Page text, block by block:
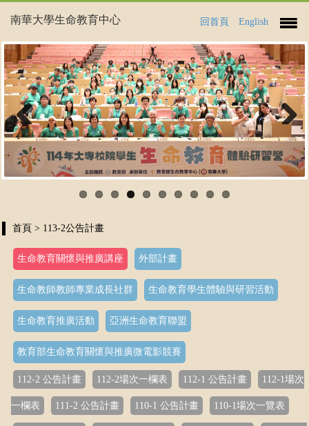
南華大學生命教育中心 回首頁 English
Previous Next
首頁 > 113-2公告計畫
生命教育關懷與推廣講座 外部計畫
生命教師教師專業成長社群 生命教育學生體驗與研習活動
生命教育推廣活動 亞洲生命教育聯盟
教育部生命教育關懷與推廣微電影競賽
112-2 公告計畫 112-2場次一欄表 112-1 公告計畫 112-1場次
一欄表 111-2 公告計畫 110-1 公告計畫 110-1場次一覽表